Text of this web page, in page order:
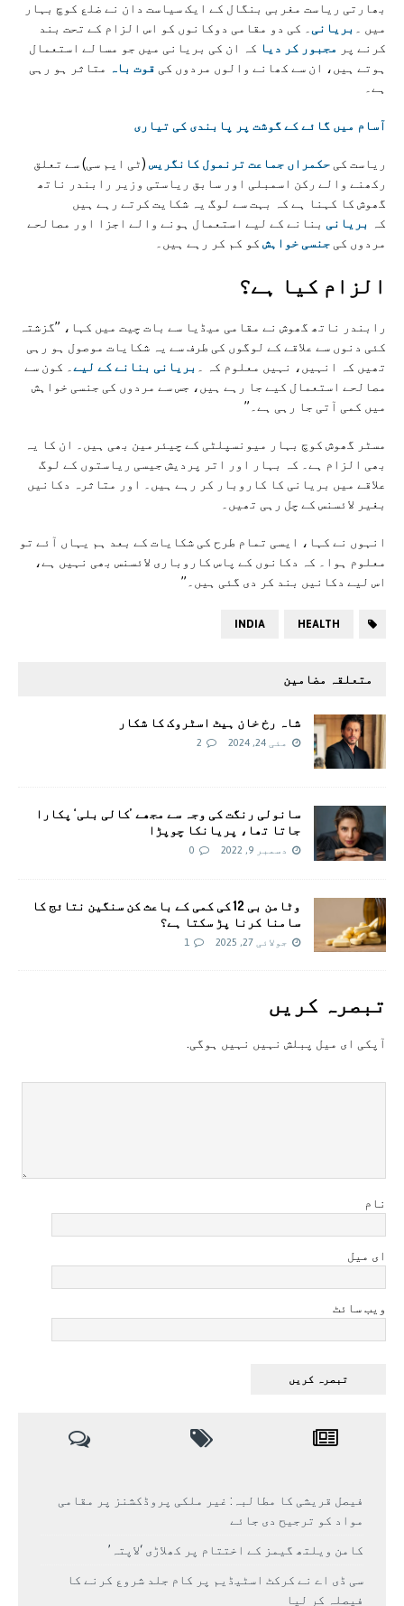
بھارتی ریاست مغربی بنگال کے ایک سیاست دان نے ضلع کوچ بہار
میں ۔ بریانی۔ کی دو مقامی دوکانوں کو اس الزام کے تحت بند
کرنے پر
مجبور کر دیا کہ ان کی بریانی میں جو مسالے استعمال
ہوتے ہیں، ان سے کھانے والوں مردوں کی قوت باہ متاثر ہو رہی
ہے۔
آسام میں گائے کے گوشت پر پابندی کی تیاری
ریاست کی حکمراں جماعت ترنمول کانگریس (ٹی ایم سی) سے تعلق
رکھنے والے رکن اسمبلی اور سابق ریاستی وزیر رابندر ناتھ
گھوش کا کہنا ہے کہ بہت سے لوگ یہ شکایت کرتے رہے ہیں
کہ
بریانی بنانے کے لیے استعمال ہونے والے اجزا اور مصالحے
مردوں کی جنسی خواہش کو کم کر رہے ہیں۔
الزام کیا ہے؟
رابندر ناتھ گھوش نے مقامی میڈیا سے بات چیت میں کہا، ”گزشتہ
کئی دنوں سے علاقے کے لوگوں کی طرف سے یہ شکایات موصول ہو رہی
تھیں کہ انہیں، نہیں معلوم کہ ۔ بریانی بنانے کے لیے۔ کون سے
مصالحے استعمال کیے جا رہے ہیں، جس سے مردوں کی جنسی خواہش
میں کمی آتی جا رہی ہے۔”
مسٹر گھوش کوچ بہار میونسپلٹی کے چیئرمین بھی ہیں۔ ان کا یہ
بھی الزام ہے۔ کہ بہار اور اتر پردیش جیسی ریاستوں کے لوگ
علاقے میں بریانی کا کاروبار کر رہے ہیں۔ اور متاثرہ دکانیں
بغیر لائسنس کے چل رہی تھیں۔
انہوں نے کہا، ایسی تمام طرح کی شکایات کے بعد ہم یہاں آئے تو
معلوم ہوا۔ کہ دکانوں کے پاس کاروباری لائسنس بھی نہیں ہے،
اس لیے دکانیں بند کر دی گئی ہیں۔”
HEALTH
INDIA
متعلقہ مضامین
شاہ رخ خان ہیٹ اسٹروک کا شکار
مئی 24, 2024 2
سانولی رنگت کی وجہ سے مجھے ’کالی بلی‘ پکارا
جاتا تھا، پریانکا چوپڑا
دسمبر 9, 2022 0
وٹامن بی 12 کی کمی کے باعث کن سنگین نتائج کا
سامنا کرنا پڑ سکتا ہے؟
جولائی 27, 2025 1
تبصرہ کريں
آپکی ای ميل پبلش نہيں نہيں ہوگی.
نام
ای میل
ویب سائٹ
فیصل قریشی کا مطالبہ: غیر ملکی پروڈکشنز پر مقامی
مواد کو ترجیح دی جائے
کامن ویلتھ گیمز کے اختتام پر کھلاڑی ‘لاپتہ’
سی ڈی اے نے کرکٹ اسٹیڈیم پر کام جلد شروع کرنے کا
فیصلہ کر لیا